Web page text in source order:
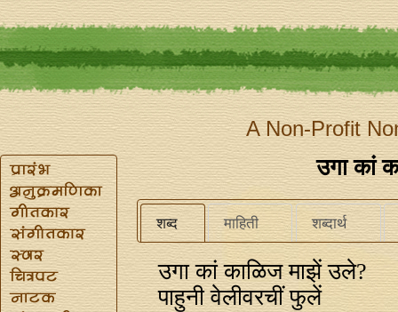
A Non-Profit
उगा कां
शब्द माहिती शब्दार्थ
उगा कां काळिज माझें उले?
पाहुनी वेलीवरचीं फुलें